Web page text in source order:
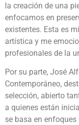
la creación de una
enfocamos en
existentes. Esta es
artística y me
profesionales de la
Por su parte, José
Contemporáneo,
selección, abierto
a quienes están
se basa en